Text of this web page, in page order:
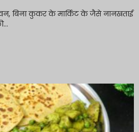
बिना कुकर के मार्किट के जैसे नानखताई